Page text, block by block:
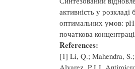
активність у
оптимальних умов: pH
початкова
References:
[1] Li, Q.; Mahendra,